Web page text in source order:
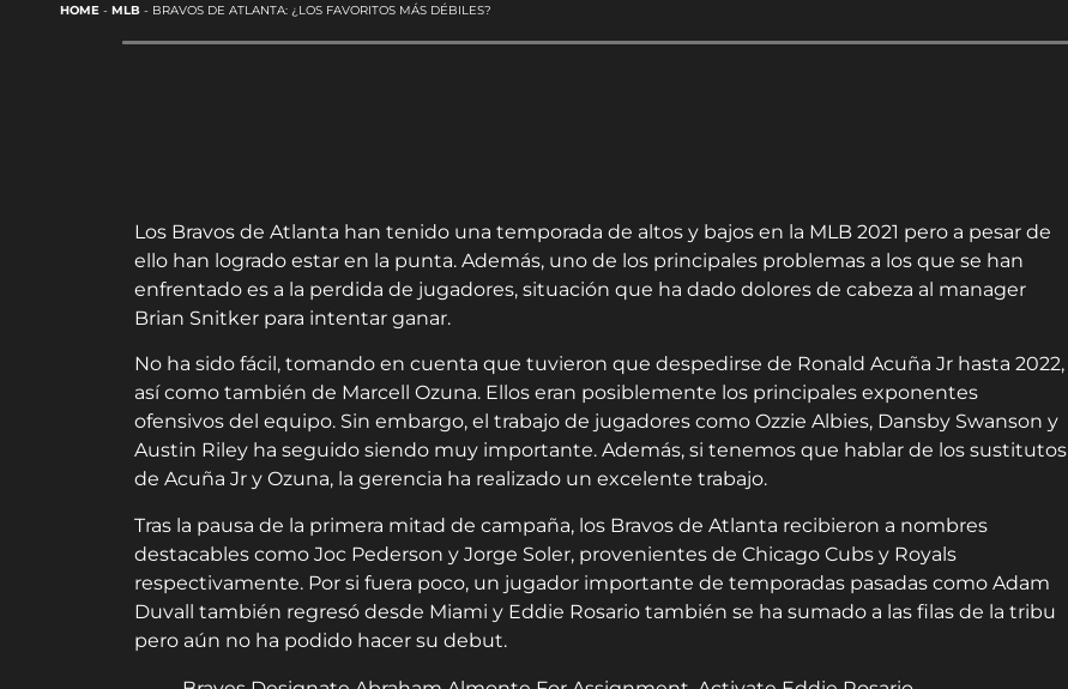
HOME- MLB- BRAVOS DE ATLANTA: ¿LOS FAVORITOS MÁS DÉBILES?
Los Bravos de Atlanta han tenido una temporada de altos y bajos en la MLB 2021 pero a pesar de
ello han logrado estar en la punta. Además, uno de los principales problemas a los que se han
enfrentado es a la perdida de jugadores, situación que ha dado dolores de cabeza al manager
Brian Snitker para intentar ganar.
No ha sido fácil, tomando en cuenta que tuvieron que despedirse de Ronald Acuña Jr hasta 2022,
así como también de Marcell Ozuna. Ellos eran posiblemente los principales exponentes
ofensivos del equipo. Sin embargo, el trabajo de jugadores como Ozzie Albies, Dansby Swanson y
Austin Riley ha seguido siendo muy importante. Además, si tenemos que hablar de los sustitutos
de Acuña Jr y Ozuna, la gerencia ha realizado un excelente trabajo.
Tras la pausa de la primera mitad de campaña, los Bravos de Atlanta recibieron a nombres
destacables como Joc Pederson y Jorge Soler, provenientes de Chicago Cubs y Royals
respectivamente. Por si fuera poco, un jugador importante de temporadas pasadas como Adam
Duvall también regresó desde Miami y Eddie Rosario también se ha sumado a las filas de la tribu
pero aún no ha podido hacer su debut.